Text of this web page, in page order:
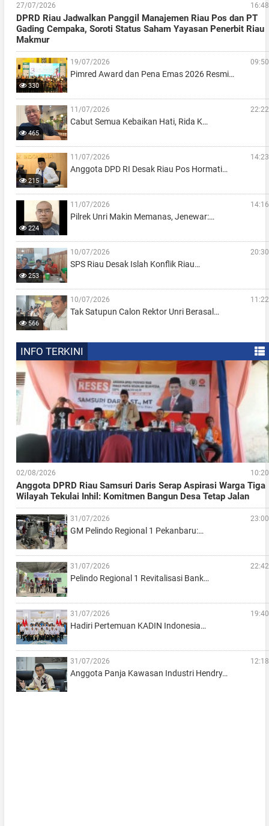
27/07/2026 16:48
DPRD Riau Jadwalkan Panggil Manajemen Riau Pos dan PT
Gading Cempaka, Soroti Status Saham Yayasan Penerbit Riau
Makmur
330
19/07/2026 09:50
Pimred Award dan Pena Emas 2026 Resmi…
465
11/07/2026 22:22
Cabut Semua Kebaikan Hati, Rida K…
215
11/07/2026 14:23
Anggota DPD RI Desak Riau Pos Hormati…
224
11/07/2026 14:16
Pilrek Unri Makin Memanas, Jenewar:…
253
10/07/2026 20:30
SPS Riau Desak Islah Konflik Riau…
566
10/07/2026 11:22
Tak Satupun Calon Rektor Unri Berasal…
INFO TERKINI
02/08/2026 10:20
Anggota DPRD Riau Samsuri Daris Serap Aspirasi Warga Tiga
Wilayah Tekulai Inhil: Komitmen Bangun Desa Tetap Jalan
31/07/2026 23:00
GM Pelindo Regional 1 Pekanbaru:…
31/07/2026 22:42
Pelindo Regional 1 Revitalisasi Bank…
31/07/2026 19:40
Hadiri Pertemuan KADIN Indonesia…
31/07/2026 12:18
Anggota Panja Kawasan Industri Hendry…